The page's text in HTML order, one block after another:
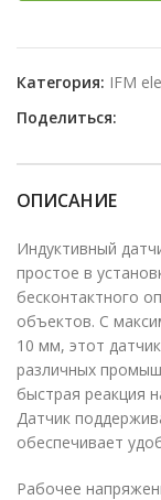
Категория: IFM
Поделиться:
ОПИСАНИЕ
Индуктивный
простое в
бесконтактного
объектов. С
10 мм, этот
различных
быстрая реакция
Датчик
обеспечивает
Рабочее